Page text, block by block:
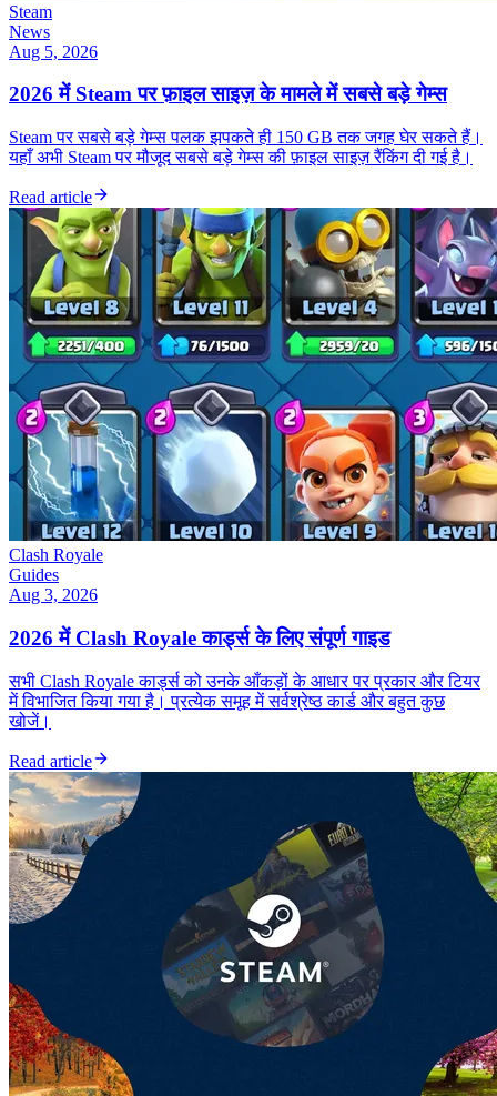
Steam
News
Aug 5, 2026
2026 में Steam पर फ़ाइल साइज़ के मामले में सबसे बड़े गेम्स
Steam पर सबसे बड़े गेम्स पलक झपकते ही 150 GB तक जगह घेर सकते हैं।
यहाँ अभी Steam पर मौजूद सबसे बड़े गेम्स की फ़ाइल साइज़ रैंकिंग दी गई है।
Read article
Clash Royale
Guides
Aug 3, 2026
2026 में Clash Royale कार्ड्स के लिए संपूर्ण गाइड
सभी Clash Royale कार्ड्स को उनके आँकड़ों के आधार पर प्रकार और टियर
में विभाजित किया गया है। प्रत्येक समूह में सर्वश्रेष्ठ कार्ड और बहुत कुछ
खोजें।
Read article